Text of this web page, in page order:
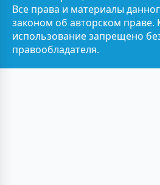
Все права и материалы
законом об авторском праве.
использование запрещено
правообладателя.